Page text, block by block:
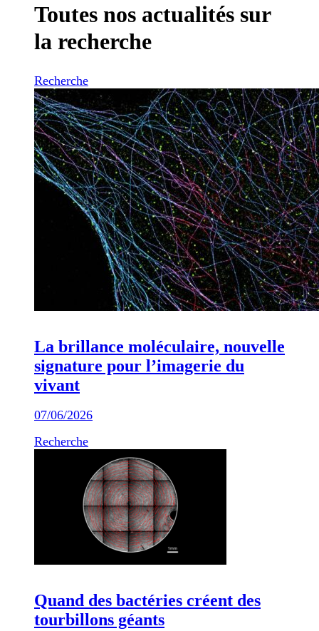
Toutes nos actualités sur
la recherche
Recherche
La brillance moléculaire, nouvelle
signature pour l’imagerie du
vivant
07/06/2026
Recherche
Quand des bactéries créent des
tourbillons géants